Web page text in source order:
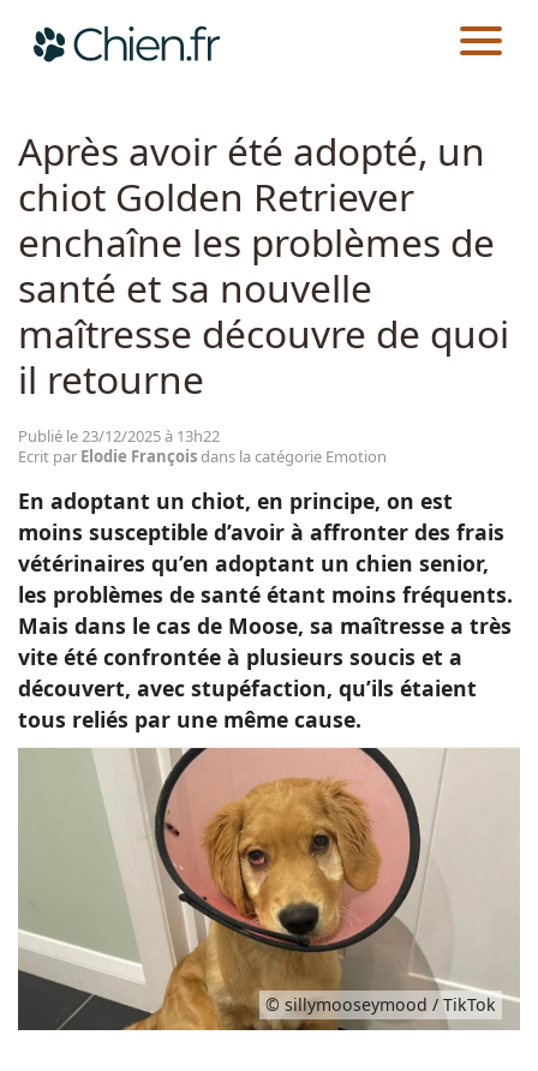
Races
Guides
CHIEN.FR ACTUALITÉS
Après avoir été adopté, un
chiot Golden Retriever
enchaîne les problèmes de
santé et sa nouvelle
maîtresse découvre de quoi
il retourne
Publié le 23/12/2025 à 13h22
Ecrit par Elodie Françoisdans la catégorie Emotion
En adoptant un chiot, en principe, on est
moins susceptible d’avoir à affronter des frais
vétérinaires qu’en adoptant un chien senior,
les problèmes de santé étant moins fréquents.
Mais dans le cas de Moose, sa maîtresse a très
vite été confrontée à plusieurs soucis et a
découvert, avec stupéfaction, qu’ils étaient
tous reliés par une même cause.
© sillymooseymood / TikTok